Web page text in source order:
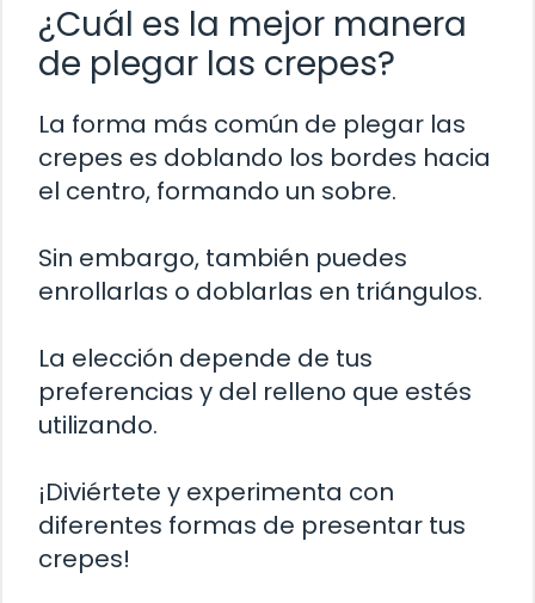
¿Cuál es la mejor manera
de plegar las crepes?
La forma más común de plegar las
crepes es doblando los bordes hacia
el centro, formando un sobre.
Sin embargo, también puedes
enrollarlas o doblarlas en triángulos.
La elección depende de tus
preferencias y del relleno que estés
utilizando.
¡Diviértete y experimenta con
diferentes formas de presentar tus
crepes!